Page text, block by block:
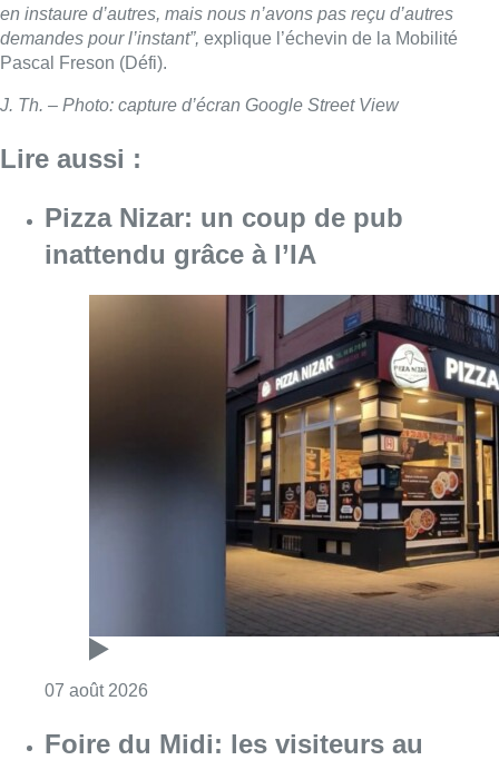
en instaure d’autres, mais nous n’avons pas reçu d’autres
demandes pour l’instant”, explique l’échevin de la Mobilité
Pascal Freson (Défi).
J. Th. – Photo: capture d’écran Google Street View
Lire aussi :
Pizza Nizar: un coup de pub
inattendu grâce à l’IA
07 août 2026
Foire du Midi: les visiteurs au